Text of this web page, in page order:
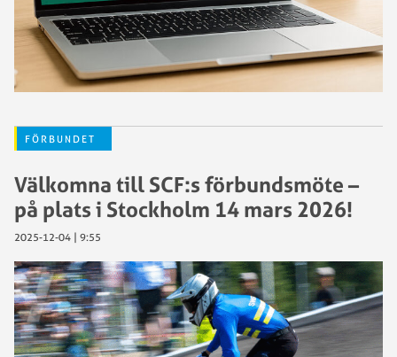
FÖRBUNDET
Välkomna till SCF:s förbundsmöte –
på plats i Stockholm 14 mars 2026!
2025-12-04 | 9:55